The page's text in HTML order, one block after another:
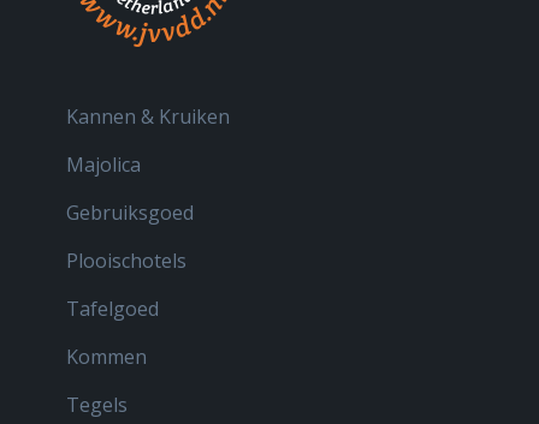
Kannen & Kruiken
Majolica
Gebruiksgoed
Plooischotels
Tafelgoed
Kommen
Tegels